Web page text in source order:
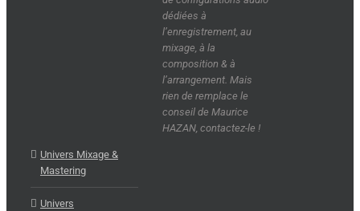
dédiées à
l’enregistrement, au
mixage, à la
composition & à
l’arrangement. Mais
rien de remplace le
conseil de Maurice
HAZAN, contactez-le !
Univers Mixage &
Mastering
Univers